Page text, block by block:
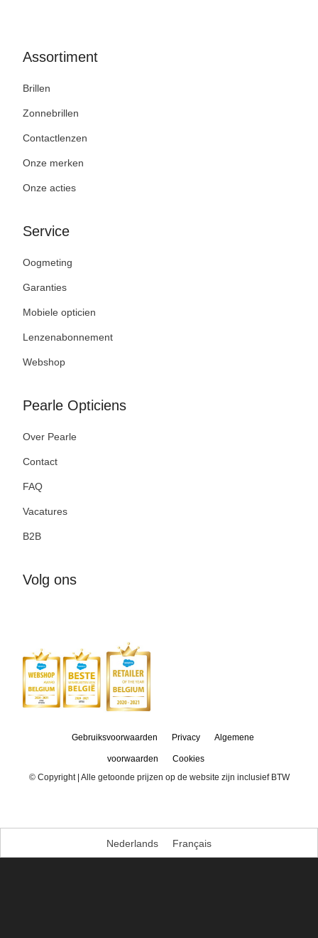
Assortiment
Brillen
Zonnebrillen
Contactlenzen
Onze merken
Onze acties
Service
Oogmeting
Garanties
Mobiele opticien
Lenzenabonnement
Webshop
Pearle Opticiens
Over Pearle
Contact
FAQ
Vacatures
B2B
Volg ons
Gebruiksvoorwaarden Privacy Algemene
voorwaarden
Cookies
© Copyright | Alle getoonde prijzen op de website zijn inclusief BTW
Nederlands Français